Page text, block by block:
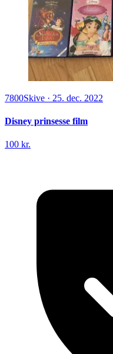
7800Skive · 25. dec. 2022
Disney prinsesse film
100 kr.